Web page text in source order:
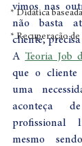
* Didática
* Recuperação
vimos nas
não basta
cliente,
A Teoria Job
que o cliente
uma
aconteça
profissional
mesmo